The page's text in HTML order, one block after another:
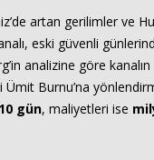
artan gerilimler ve
eski güvenli
analizine göre
Ümit Burnu’na
gün, maliyetleri ise